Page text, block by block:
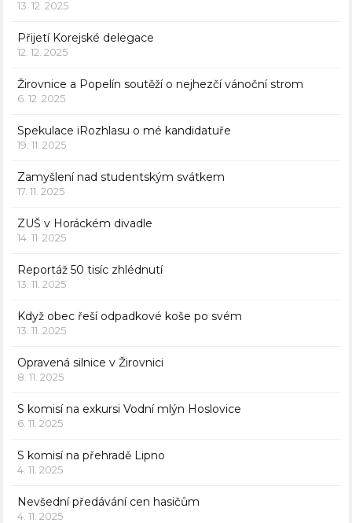
13. 12. 2025
Přijetí Korejské delegace
12. 12. 2025
Žirovnice a Popelín soutěží o nejhezčí vánoční strom
6. 12. 2025
Spekulace iRozhlasu o mé kandidatuře
19. 11. 2025
Zamyšlení nad studentským svátkem
17. 11. 2025
ZUŠ v Horáckém divadle
14. 11. 2025
Reportáž 50 tisíc zhlédnutí
13. 11. 2025
Když obec řeší odpadkové koše po svém
13. 11. 2025
Opravená silnice v Žirovnici
8. 11. 2025
S komisí na exkursi Vodní mlýn Hoslovice
6. 11. 2025
S komisí na přehradě Lipno
4. 11. 2025
Nevšední předávání cen hasičům
4. 11. 2025